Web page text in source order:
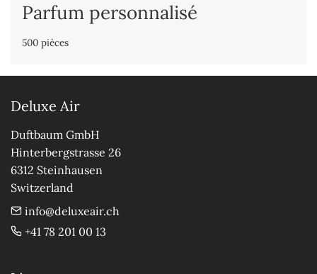
Parfum personnalisé
500 pièces
Deluxe Air
Duftbaum GmbH
Hinterbergstrasse 26
6312 Steinhausen
Switzerland
info@deluxeair.ch
+41 78 201 00 13